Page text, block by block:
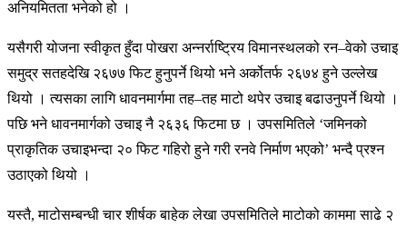
अनियमितता भनेको हो ।
यसैगरी योजना स्वीकृत हुँदा पोखरा अन्नर्राष्ट्रिय विमानस्थलको रन–वेको उचाइ
समुद्र सतहदेखि २६७७ फिट हुनुपर्ने थियो भने अर्कोतर्फ २६७४ हुने उल्लेख
थियो । त्यसका लागि धावनमार्गमा तह–तह माटो थपेर उचाइ बढाउनुपर्ने थियो ।
पछि भने धावनमार्गको उचाइ नै २६३६ फिटमा छ । उपसमितिले ‘जमिनको
प्राकृतिक उचाइभन्दा २० फिट गहिरो हुने गरी रनवे निर्माण भएको’ भन्दै प्रश्न
उठाएको थियो ।
यस्तै, माटोसम्बन्धी चार शीर्षक बाहेक लेखा उपसमितिले माटोको काममा साढे २